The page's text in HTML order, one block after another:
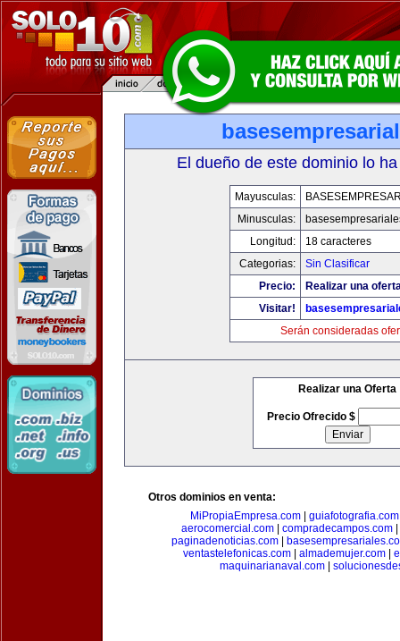
El dueño de este dominio lo
Mayusculas:
Minusculas:
Longitud:
18 caracteres
Categorias:
Sin Clasificar
Precio:
Realizar una
Visitar!
Serán consideradas
Realizar una Oferta
Precio Ofrecido $
Otros dominios en venta:
MiPropiaEmpresa.com
guiafotografia.com
aerocomercial.com| compradecampos.com|
paginadenoticias.com
ventastelefonicas.com| almademujer.com|
maquinarianaval.com|